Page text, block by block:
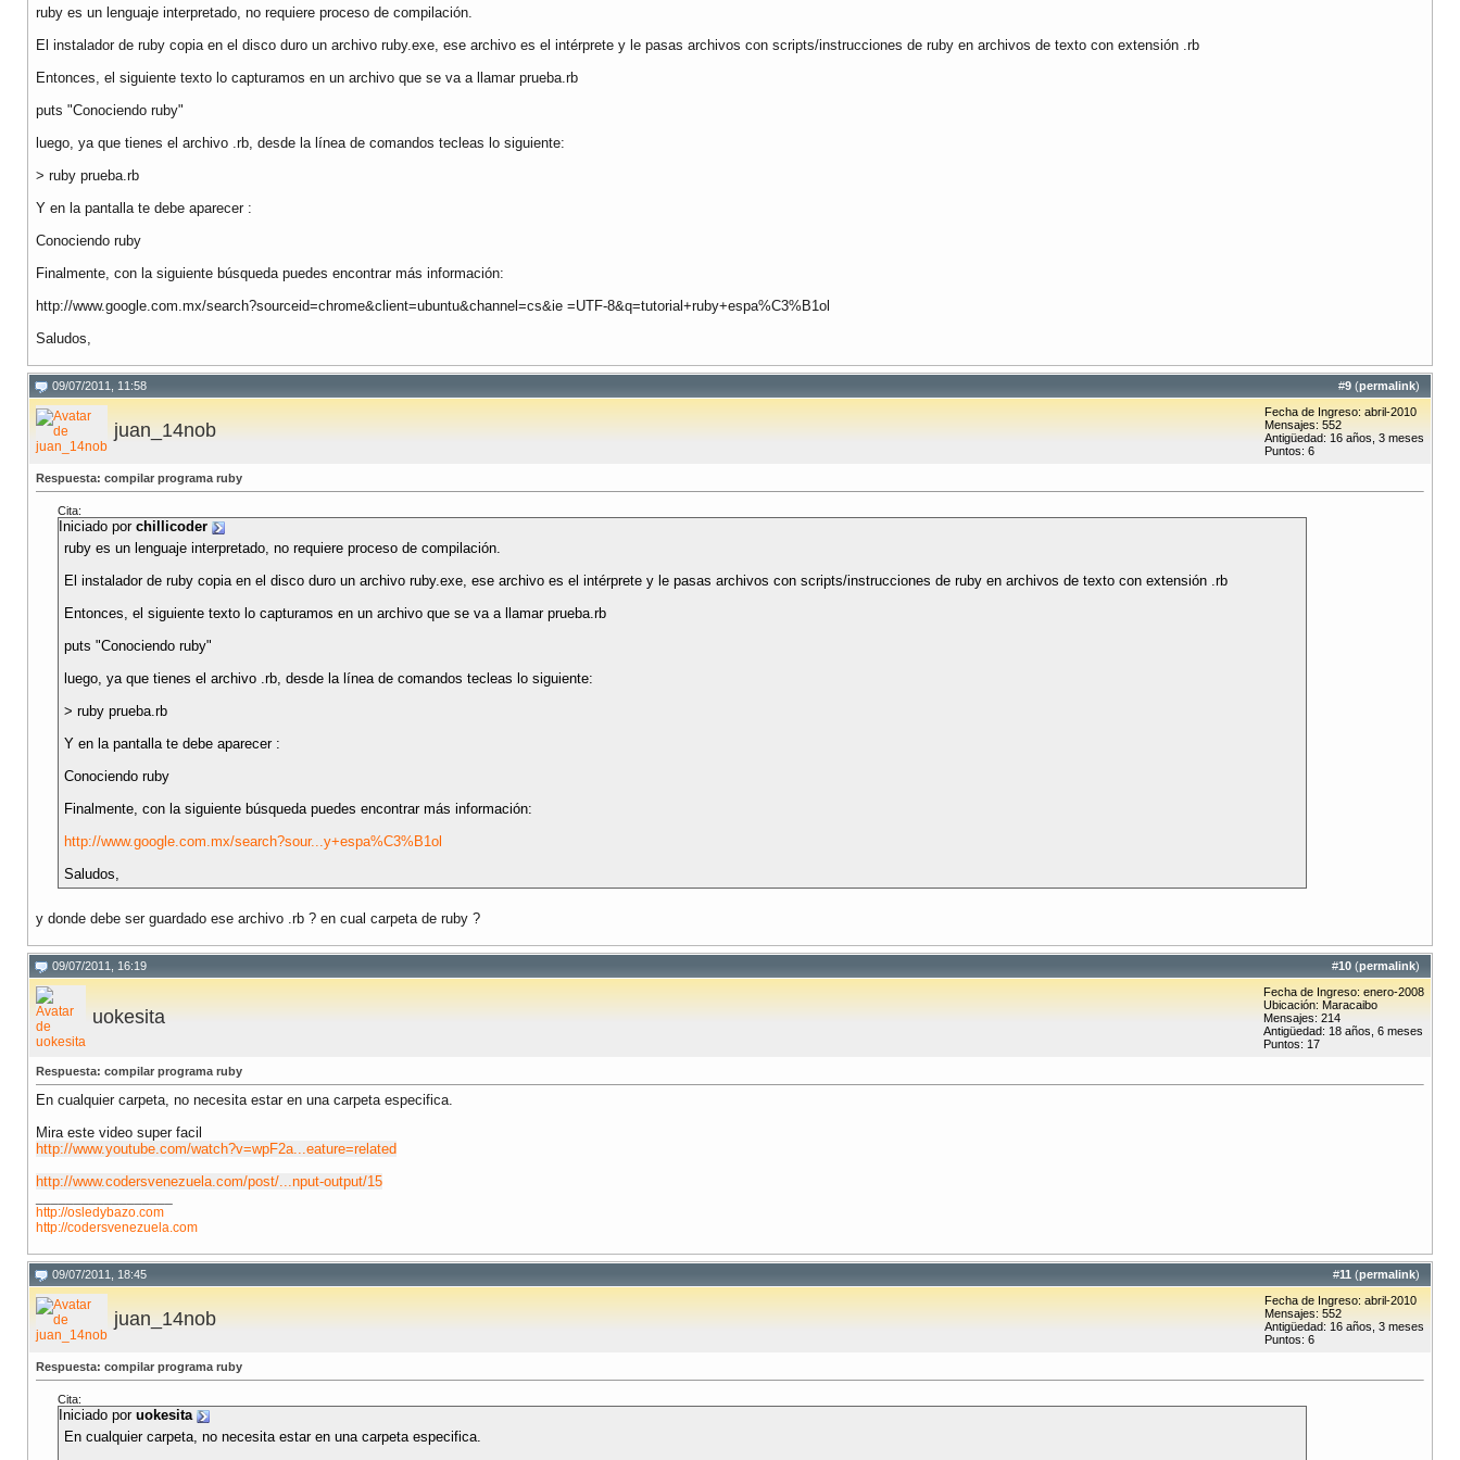
ruby es un lenguaje interpretado, no requiere proceso de compilación.
El instalador de ruby copia en el disco duro un archivo ruby.exe, ese archivo es el intérprete y le pasas archivos con scripts/instrucciones de ruby en archivos de texto con extensión .rb
Entonces, el siguiente texto lo capturamos en un archivo que se va a llamar prueba.rb
puts "Conociendo ruby"
luego, ya que tienes el archivo .rb, desde la línea de comandos tecleas lo siguiente:
> ruby prueba.rb
Y en la pantalla te debe aparecer :
Conociendo ruby
Finalmente, con la siguiente búsqueda puedes encontrar más información:
http://www.google.com.mx/search?sourceid=chrome&client=ubuntu&channel=cs&ie =UTF-8&q=tutorial+ruby+espa%C3%B1ol
Saludos,
#9 (permalink)
09/07/2011, 11:58
juan_14nob
Fecha de Ingreso: abril-2010
Mensajes: 552
Antigüedad: 16 años, 3 meses
Puntos: 6
Respuesta: compilar programa ruby
Cita:
Iniciado por chillicoder
ruby es un lenguaje interpretado, no requiere proceso de compilación.
El instalador de ruby copia en el disco duro un archivo ruby.exe, ese archivo es el intérprete y le pasas archivos con scripts/instrucciones de ruby en archivos de texto con extensión .rb
Entonces, el siguiente texto lo capturamos en un archivo que se va a llamar prueba.rb
puts "Conociendo ruby"
luego, ya que tienes el archivo .rb, desde la línea de comandos tecleas lo siguiente:
> ruby prueba.rb
Y en la pantalla te debe aparecer :
Conociendo ruby
Finalmente, con la siguiente búsqueda puedes encontrar más información:
http://www.google.com.mx/search?sour...y+espa%C3%B1ol
Saludos,
y donde debe ser guardado ese archivo .rb ? en cual carpeta de ruby ?
#10 (permalink)
09/07/2011, 16:19
uokesita
Fecha de Ingreso: enero-2008
Ubicación: Maracaibo
Mensajes: 214
Antigüedad: 18 años, 6 meses
Puntos: 17
Respuesta: compilar programa ruby
En cualquier carpeta, no necesita estar en una carpeta especifica.
Mira este video super facil
http://www.youtube.com/watch?v=wpF2a...eature=related
http://www.codersvenezuela.com/post/...nput-output/15
http://osledybazo.com
http://codersvenezuela.com
#11 (permalink)
09/07/2011, 18:45
juan_14nob
Fecha de Ingreso: abril-2010
Mensajes: 552
Antigüedad: 16 años, 3 meses
Puntos: 6
Respuesta: compilar programa ruby
Cita:
Iniciado por uokesita
En cualquier carpeta, no necesita estar en una carpeta especifica.